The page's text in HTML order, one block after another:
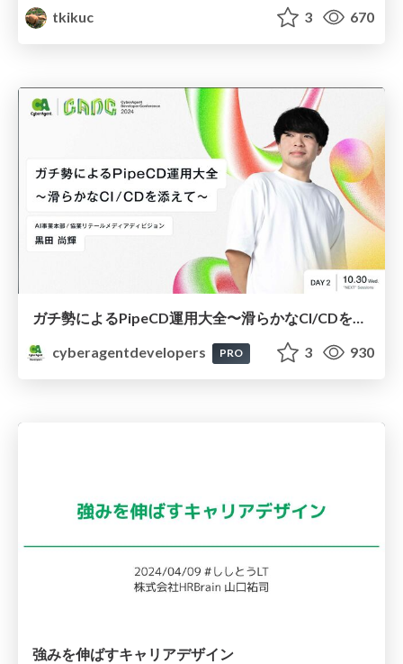
tkikuc
3 670
ガチ勢によるPipeCD運用大全〜滑らかなCI/CDを添えて〜 / ai-pipecd-encyclopedia
cyberagentdevelopers
PRO 3 930
強みを伸ばすキャリアデザイン